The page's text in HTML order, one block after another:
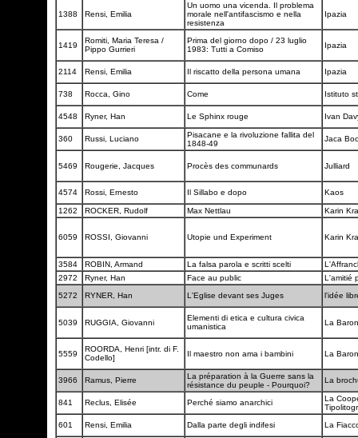
1388 Rensi, Emilia
Un uomo una vicenda. Il problema
morale nell'antifascismo e nella
resistenza
Ipazia
1419
Romiti, Maria Teresa /
Pippo Gurrieri
Prima del giorno dopo / 23 luglio
1983: Tutti a Comiso
Ipazia
2114 Rensi, Emilia Il riscatto della persona umana Ipazia
738 Rocca, Gino Come Istituto
4548 Ryner, Han Le Sphinx rouge Ivan
360 Russi, Luciano
Pisacane e la rivoluzione fallita del
1848-49
Jaca
5469 Rougerie, Jacques Procès des communards Julliard
4574 Rossi, Ernesto Il Sillabo e dopo Kaos
1262 ROCKER, Rudolf Max Nettlau Karin
6059 ROSSI, Giovanni Utopie und Experiment Karin
3584 ROBIN, Armand La falsa parola e scritti scelti
2972
Ryner, Han Face au public
L'amitié
5272
RYNER, Han L'Eglise devant ses Juges l'idée
5039 RUGGIA, Giovanni
Elementi di etica e cultura civica
umanistica
La
5559
ROORDA, Henri [intr. di F.
Codello]
Il maestro non ama i bambini La
3966 Ramus, Pierre
La préparation à la Guerre sans la
résistance du peuple - Pourquoi?
La
841 Reclus, Elisée Perché siamo anarchici
La
601
Rensi, Emilia Dalla parte degli indifesi La